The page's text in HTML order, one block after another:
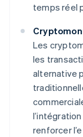
temps réel
Les
les
alternative
renforcer